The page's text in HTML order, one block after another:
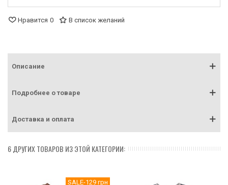
Нравится 0 В список желаний
Описание
Подробнее о товаре
Доставка и оплата
6 ДРУГИХ ТОВАРОВ ИЗ ЭТОЙ КАТЕГОРИИ:
SALE-129 грн